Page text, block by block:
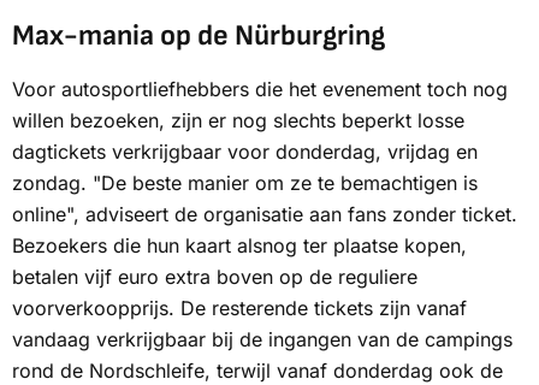
Max-mania op de Nürburgring
Voor autosportliefhebbers die het evenement toch nog
willen bezoeken, zijn er nog slechts beperkt losse
dagtickets verkrijgbaar voor donderdag, vrijdag en
zondag. "De beste manier om ze te bemachtigen is
online", adviseert de organisatie aan fans zonder ticket.
Bezoekers die hun kaart alsnog ter plaatse kopen,
betalen vijf euro extra boven op de reguliere
voorverkoopprijs. De resterende tickets zijn vanaf
vandaag verkrijgbaar bij de ingangen van de campings
rond de Nordschleife, terwijl vanaf donderdag ook de